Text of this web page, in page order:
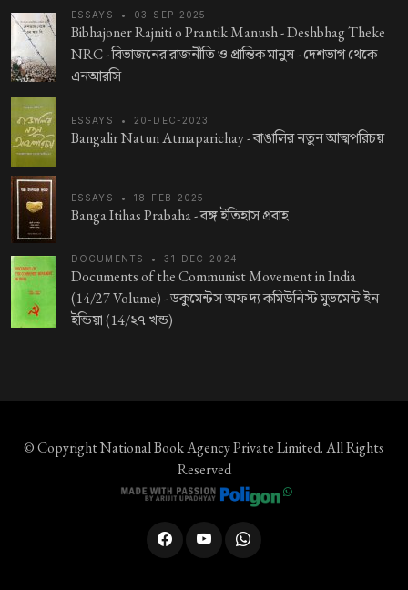
ESSAYS • 03-SEP-2025
Bibhajoner Rajniti o Prantik Manush - Deshbhag Theke
NRC -বিভাজনের রাজনীতি ও প্রান্তিক মানুষ - দেশভাগ থেকে
এনআরসি
ESSAYS • 20-DEC-2023
Bangalir Natun Atmaparichay -বাঙালির নতুন আত্মপরিচয়
ESSAYS • 18-FEB-2025
Banga Itihas Prabaha -বঙ্গ ইতিহাস প্রবাহ
DOCUMENTS • 31-DEC-2024
Documents of the Communist Movement in India
(14/27 Volume) -ডকুমেন্টস অফ দ্য কমিউনিস্ট মুভমেন্ট ইন
ইন্ডিয়া (14/২৭ খন্ড)
© CopyrightNational Book Agency Private Limited. All Rights
Reserved